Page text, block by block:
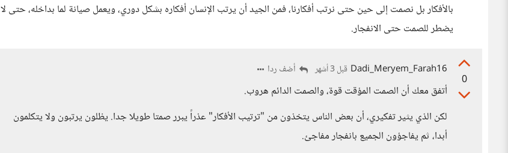
بالأفكار بل نصمت إلى حين حتى نرتب أفكارنا، فمن الجيد أن يرتب الإنسان أفكاره بشكل دوري، ويعمل صيانة لما بداخله، حتى لا
يضطر للصمت حتى الانفجار.
0
Dadi_Meryem_Farah16 قبل 3 أشهر أضف ردا
أتفق معك أن الصمت المؤقت قوة، والصمت الدائم هروب.
لكن الذي يثير تفكيري، أن بعض الناس يتخذون من "ترتيب الأفكار" عذراً يبرر صمتا طويلا جدا. يظلون يرتبون ولا يتكلمون
أبدا، ثم يفاجؤون الجميع بانفجار مفاجئ.